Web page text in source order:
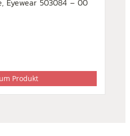
Eyewear 503084 – 00
Produkt